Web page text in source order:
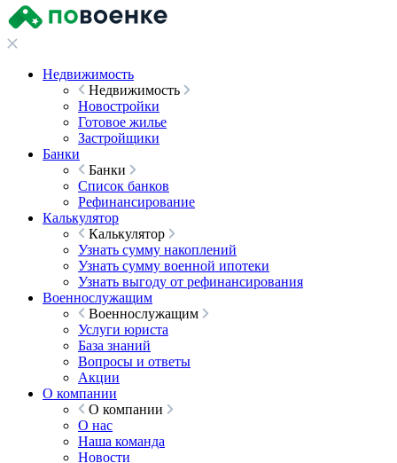
Недвижимость
Недвижимость
Новостройки
Готовое жилье
Застройщики
Банки
Банки
Список банков
Рефинансирование
Калькулятор
Калькулятор
Узнать сумму накоплений
Узнать сумму военной ипотеки
Узнать выгоду от рефинансирования
Военнослужащим
Военнослужащим
Услуги юриста
База знаний
Вопросы и ответы
Акции
О компании
О компании
О нас
Наша команда
Новости